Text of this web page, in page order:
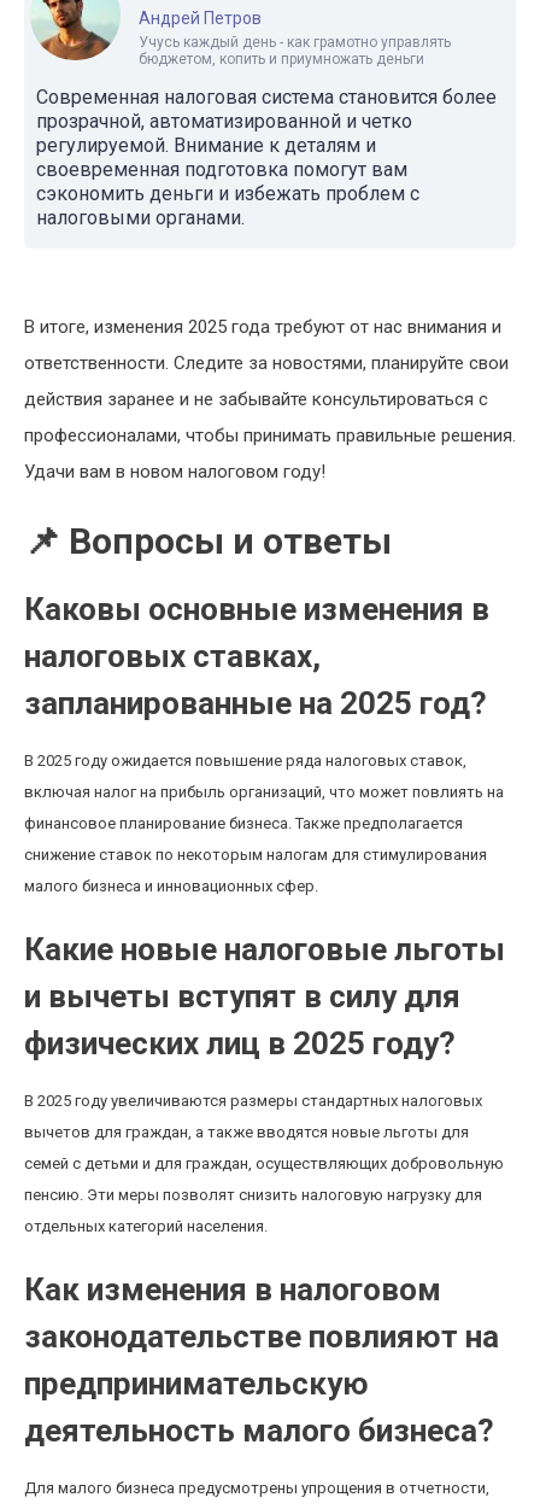
Андрей Петров
Учусь каждый день - как грамотно управлять
бюджетом, копить и приумножать деньги
Современная налоговая система становится более
прозрачной, автоматизированной и четко
регулируемой. Внимание к деталям и
своевременная подготовка помогут вам
сэкономить деньги и избежать проблем с
налоговыми органами.
В итоге, изменения 2025 года требуют от нас внимания и
ответственности. Следите за новостями, планируйте свои
действия заранее и не забывайте консультироваться с
профессионалами, чтобы принимать правильные решения.
Удачи вам в новом налоговом году!
📌 Вопросы и ответы
Каковы основные изменения в
налоговых ставках,
запланированные на 2025 год?
В 2025 году ожидается повышение ряда налоговых ставок,
включая налог на прибыль организаций, что может повлиять на
финансовое планирование бизнеса. Также предполагается
снижение ставок по некоторым налогам для стимулирования
малого бизнеса и инновационных сфер.
Какие новые налоговые льготы
и вычеты вступят в силу для
физических лиц в 2025 году?
В 2025 году увеличиваются размеры стандартных налоговых
вычетов для граждан, а также вводятся новые льготы для
семей с детьми и для граждан, осуществляющих добровольную
пенсию. Эти меры позволят снизить налоговую нагрузку для
отдельных категорий населения.
Как изменения в налоговом
законодательстве повлияют на
предпринимательскую
деятельность малого бизнеса?
Для малого бизнеса предусмотрены упрощения в отчетности,